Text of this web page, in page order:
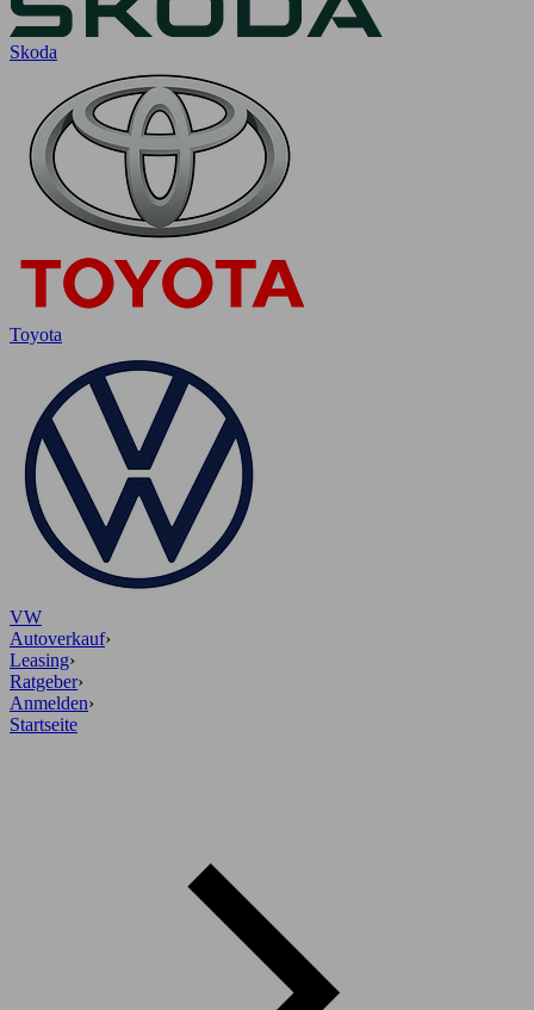
Skoda
Toyota
VW
Autoverkauf›
Leasing›
Ratgeber›
Anmelden›
Startseite